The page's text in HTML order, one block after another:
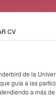
CV
de la
guía a las
a más